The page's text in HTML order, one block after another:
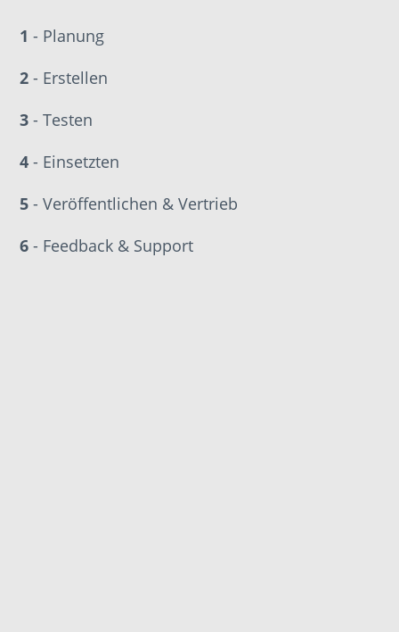
1 - Planung
2 - Erstellen
3 - Testen
4 - Einsetzten
5 - Veröffentlichen & Vertrieb
6 - Feedback & Support